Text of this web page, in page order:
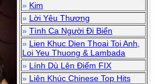
» Kim
» Lời Yêu Thương
» Tình Ca Người Đi Biển
» Lien Khuc Dien Thoai Toi Anh,
Loi Yeu Thuong & Lambada
» Lính Dù Lên Điểm FIX
» Liên Khúc Chinese Top Hits